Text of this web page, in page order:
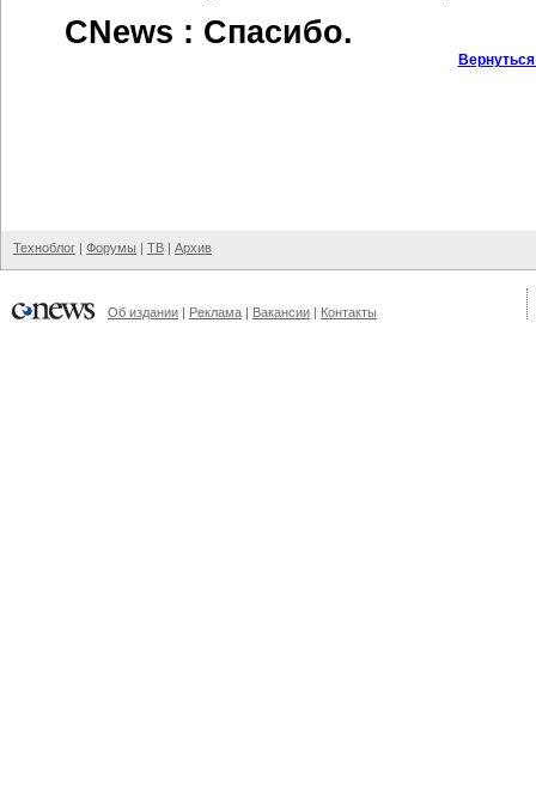
CNews : Спасибо.
Техноблог | Форумы | ТВ | Архив
Об издании | Реклама | Вакансии | Контакты